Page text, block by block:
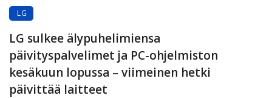
LG
LG sulkee älypuhelimiensa
päivityspalvelimet ja PC-ohjelmiston
kesäkuun lopussa – viimeinen hetki
päivittää laitteet